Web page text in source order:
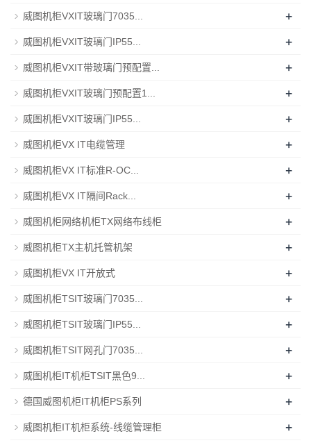
威图机柜VXIT玻璃门7035... +
威图机柜VXIT玻璃门IP55... +
威图机柜VXIT带玻璃门预配置... +
威图机柜VXIT玻璃门预配置1... +
威图机柜VXIT玻璃门IP55... +
威图机柜VX IT电缆管理 +
威图机柜VX IT标准R-OC... +
威图机柜VX IT隔间Rack... +
威图机柜网络机柜TX网络布线柜 +
威图机柜TX主机托管机架 +
威图机柜VX IT开放式 +
威图机柜TSIT玻璃门7035... +
威图机柜TSIT玻璃门IP55... +
威图机柜TSIT网孔门7035... +
威图机柜IT机柜TSIT黑色9... +
德国威图机柜IT机柜PS系列 +
威图机柜IT机柜系统-线缆管理柜 +